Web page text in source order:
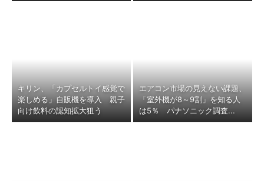
キリン、「カプセルトイ感覚で
楽しめる」自販機を導入 親子
向け飲料の認知拡大狙う
エアコン市場の見えない課題、
「室外機が8～9割」を知る人
は5％ パナソニック調査...